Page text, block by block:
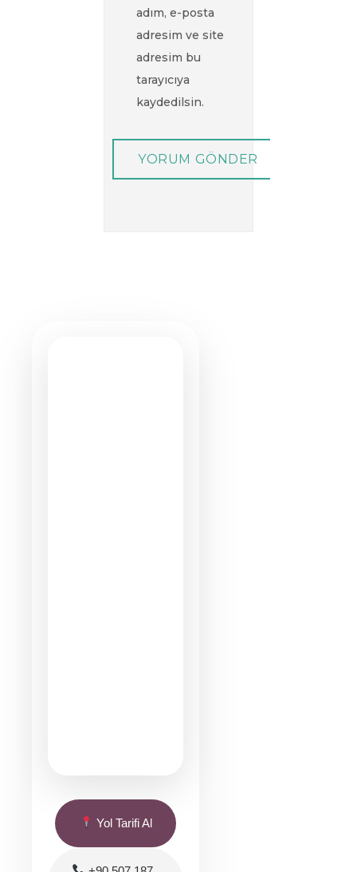
adım, e-posta
adresim ve site
adresim bu
tarayıcıya
kaydedilsin.
Yol Tarifi Al